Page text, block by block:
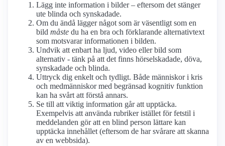
Lägg inte information i bilder – eftersom det stänger
ute blinda och synskadade.
Om du ändå lägger något som är väsentligt som en
bild måste du ha en bra och förklarande alternativtext
som motsvarar informationen i bilden.
Undvik att enbart ha ljud, video eller bild som
alternativ - tänk på att det finns hörselskadade, döva,
synskadade och blinda.
Uttryck dig enkelt och tydligt. Både människor i kris
och medmänniskor med begränsad kognitiv funktion
kan ha svårt att förstå annars.
Se till att viktig information går att upptäcka.
Exempelvis att använda rubriker istället för fetstil i
meddelanden gör att en blind person lättare kan
upptäcka innehållet (eftersom de har svårare att skanna
av en webbsida).